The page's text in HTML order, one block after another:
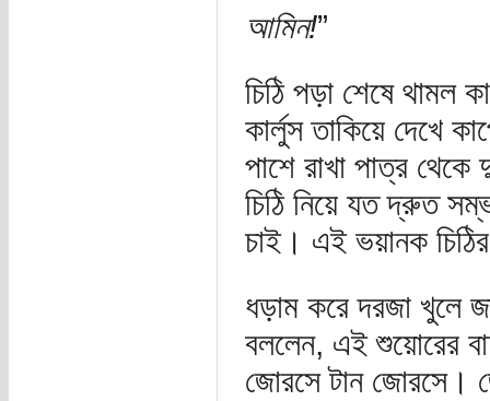
আমিন!”
চিঠি পড়া শেষে থামল
কার্লুস তাকিয়ে দেখে
পাশে রাখা পাত্র
চিঠি নিয়ে যত দ্রুত
চাই। এই ভয়ানক
ধড়াম করে দরজা খুলে
বললেন, এই শুয়োরের
জোরসে টান